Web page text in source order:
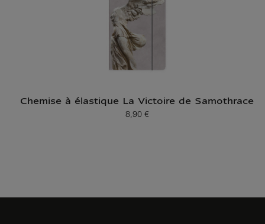
Chemise à élastique La Victoire de Samothrace
Prix ​​actuel
8,90 €